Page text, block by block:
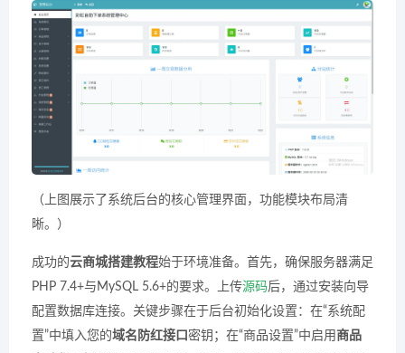
（上图展示了系统后台的核心管理界面，功能模块布局清
晰。）
成功的云商城搭建教程始于环境准备。首先，确保服务器满足
PHP 7.4+与MySQL 5.6+的要求。上传源码后，通过安装向导
配置数据库连接。关键步骤在于后台初始化设置：在“系统配
置”中填入您的域名防红接口 密钥；在“商品设置”中启用 商品